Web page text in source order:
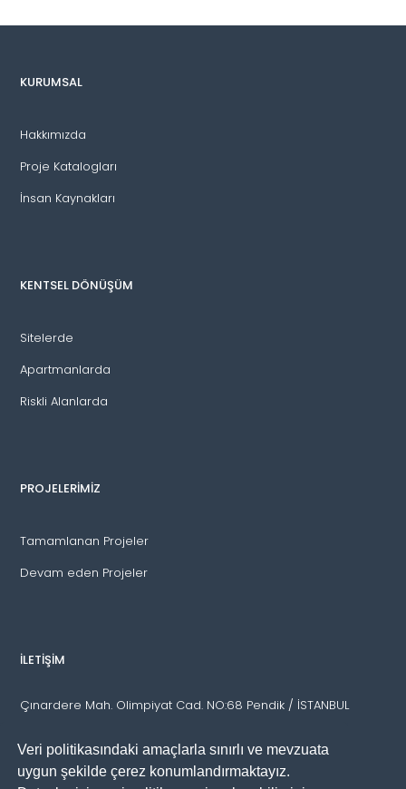
Veri politikasındaki amaçlarla sınırlı ve mevzuata
uygun şekilde çerez konumlandırmaktayız.
KURUMSAL
Hakkımızda
Proje Katalogları
İnsan Kaynakları
KENTSEL DÖNÜŞÜM
Sitelerde
Apartmanlarda
Riskli Alanlarda
PROJELERİMİZ
Tamamlanan Projeler
Devam eden Projeler
İLETİŞİM
Çınardere Mah. Olimpiyat Cad. NO:68 Pendik / İSTANBUL
(0216) 307 61 97
M:
info@seydioglugrup.com